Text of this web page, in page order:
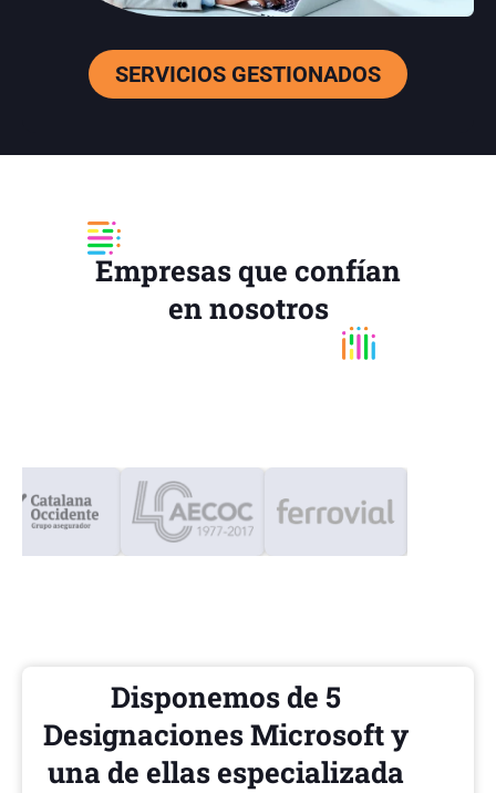
SERVICIOS GESTIONADOS
Empresas que confían
en nosotros
Disponemos de 5
Designaciones Microsoft y
una de ellas especializada